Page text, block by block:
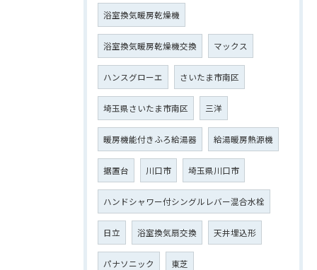
浴室換気暖房乾燥機
浴室換気暖房乾燥機交換 マックス
ハンスグローエ さいたま市南区
埼玉県さいたま市南区 三洋
暖房機能付きふろ給湯器 給湯暖房熱源機
据置台 川口市 埼玉県川口市
ハンドシャワー付シングルレバー混合水栓
日立 浴室換気扇交換 天井埋込形
パナソニック 東芝